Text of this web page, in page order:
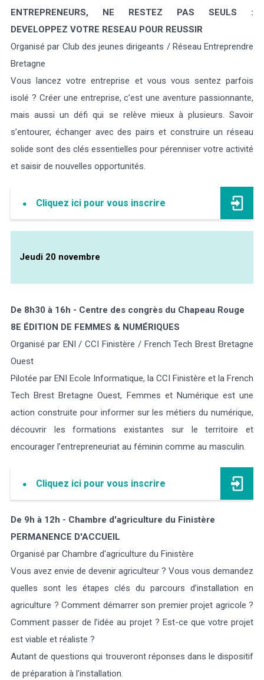
ENTREPRENEURS, NE RESTEZ PAS SEULS :
DEVELOPPEZ VOTRE RESEAU POUR REUSSIR
Organisé par Club des jeunes dirigeants / Réseau Entreprendre
Bretagne
Vous lancez votre entreprise et vous vous sentez parfois
isolé ? Créer une entreprise, c’est une aventure passionnante,
mais aussi un défi qui se relève mieux à plusieurs. Savoir
s’entourer, échanger avec des pairs et construire un réseau
solide sont des clés essentielles pour pérenniser votre activité
et saisir de nouvelles opportunités.
Cliquez ici pour vous inscrire
Jeudi 20 novembre
De 8h30 à 16h - Centre des congrès du Chapeau Rouge
8E ÉDITION DE FEMMES & NUMÉRIQUES
Organisé par ENI / CCI Finistère / French Tech Brest Bretagne
Ouest
Pilotée par ENI Ecole Informatique, la CCI Finistère et la French
Tech Brest Bretagne Ouest, Femmes et Numérique est une
action construite pour informer sur les métiers du numérique,
découvrir les formations existantes sur le territoire et
encourager l’entrepreneuriat au féminin comme au masculin.
Cliquez ici pour vous inscrire
De 9h à 12h - Chambre d'agriculture du Finistère
PERMANENCE D'ACCUEIL
Organisé par Chambre d'agriculture du Finistère
Vous avez envie de devenir agriculteur ? Vous vous demandez
quelles sont les étapes clés du parcours d’installation en
agriculture ? Comment démarrer son premier projet agricole ?
Comment passer de l’idée au projet ? Est-ce que votre projet
est viable et réaliste ?
Autant de questions qui trouveront réponses dans le dispositif
de préparation à l’installation.